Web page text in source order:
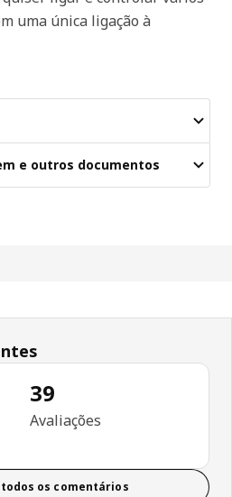
uma única ligação à
e outros documentos
4.6 de 5 estrelas. Total de
39
Avaliações
os comentários